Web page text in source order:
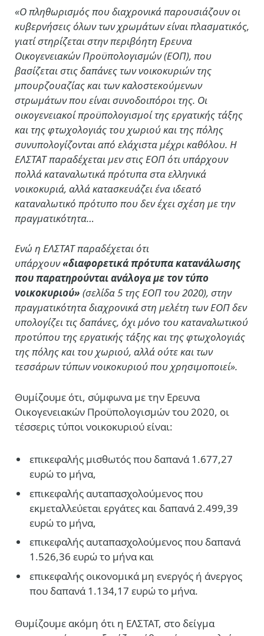
«Ο πληθωρισμός που διαχρονικά παρουσιάζουν οι
κυβερνήσεις όλων των χρωμάτων είναι πλασματικός,
γιατί στηρίζεται στην περιβόητη Ερευνα
Οικογενειακών Προϋπολογισμών (ΕΟΠ), που
βασίζεται στις δαπάνες των νοικοκυριών της
μπουρζουαζίας και των καλοστεκούμενων
στρωμάτων που είναι συνοδοιπόροι της. Οι
οικογενειακοί προϋπολογισμοί της εργατικής τάξης
και της φτωχολογιάς του χωριού και της πόλης
συνυπολογίζονται από ελάχιστα μέχρι καθόλου. Η
ΕΛΣΤΑΤ παραδέχεται μεν στις ΕΟΠ ότι υπάρχουν
πολλά καταναλωτικά πρότυπα στα ελληνικά
νοικοκυριά, αλλά κατασκευάζει ένα ιδεατό
καταναλωτικό πρότυπο που δεν έχει σχέση με την
πραγματικότητα…
Ενώ η ΕΛΣΤΑΤ παραδέχεται ότι
υπάρχουν«διαφορετικά πρότυπα κατανάλωσης
που παρατηρούνται ανάλογα με τον τύπο
νοικοκυριού» (σελίδα 5 της ΕΟΠ του 2020), στην
πραγματικότητα διαχρονικά στη μελέτη των ΕΟΠ δεν
υπολογίζει τις δαπάνες, όχι μόνο του καταναλωτικού
προτύπου της εργατικής τάξης και της φτωχολογιάς
της πόλης και του χωριού, αλλά ούτε και των
τεσσάρων τύπων νοικοκυριού που χρησιμοποιεί».
Θυμίζουμε ότι, σύμφωνα με την Ερευνα
Οικογενειακών Προϋπολογισμών του 2020, οι
τέσσερις τύποι νοικοκυριού είναι:
επικεφαλής μισθωτός που δαπανά 1.677,27
ευρώ το μήνα,
επικεφαλής αυταπασχολούμενος που
εκμεταλλεύεται εργάτες και δαπανά 2.499,39
ευρώ το μήνα,
επικεφαλής αυταπασχολούμενος που δαπανά
1.526,36 ευρώ το μήνα και
επικεφαλής οικονομικά μη ενεργός ή άνεργος
που δαπανά 1.134,17 ευρώ το μήνα.
Θυμίζουμε ακόμη ότι η ΕΛΣΤΑΤ, στο δείγμα